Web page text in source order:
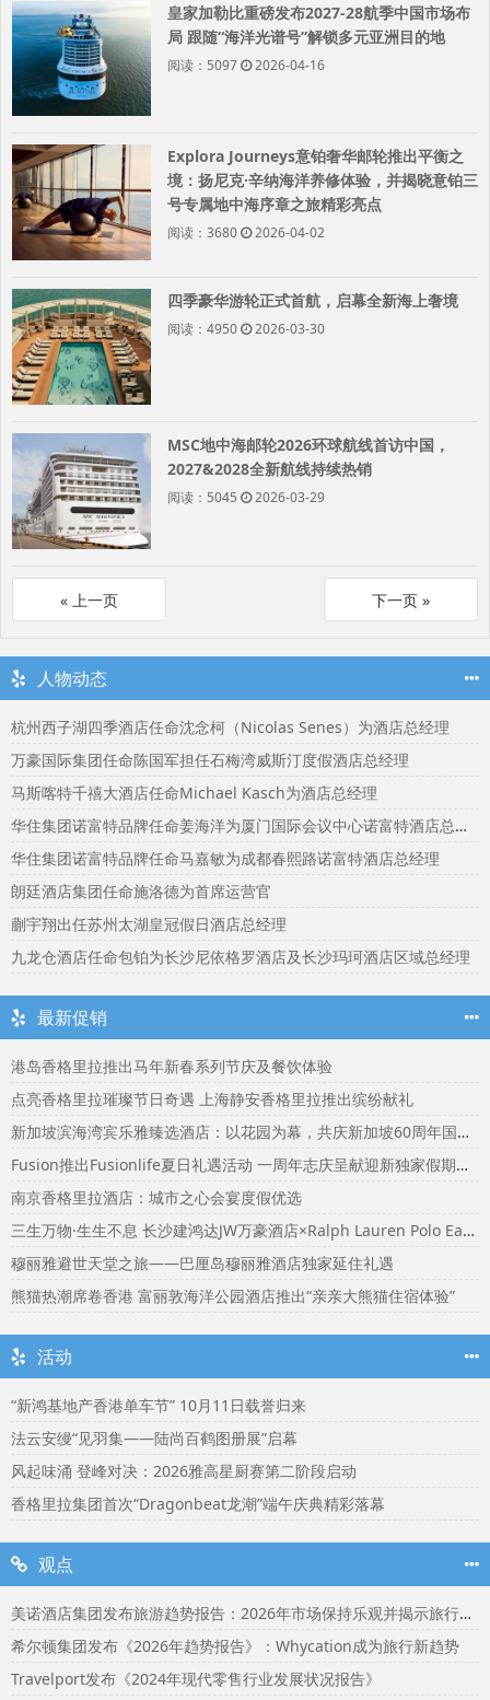
皇家加勒比重磅发布2027-28航季中国市场布
局 跟随“海洋光谱号”解锁多元亚洲目的地
阅读：5097 2026-04-16
Explora Journeys意铂奢华邮轮推出平衡之
境：扬尼克·辛纳海洋养修体验，并揭晓意铂三
号专属地中海序章之旅精彩亮点
阅读：3680 2026-04-02
四季豪华游轮正式首航，启幕全新海上奢境
阅读：4950 2026-03-30
MSC地中海邮轮2026环球航线首访中国，
2027&2028全新航线持续热销
阅读：5045 2026-03-29
« »
人物动态
杭州西子湖四季酒店任命沈念柯（Nicolas Senes）为酒店总经理
万豪国际集团任命陈国军担任石梅湾威斯汀度假酒店总经理
马斯喀特千禧大酒店任命Michael Kasch为酒店总经理
华住集团诺富特品牌任命姜海洋为厦门国际会议中心诺富特酒店总经理
华住集团诺富特品牌任命马嘉敏为成都春熙路诺富特酒店总经理
朗廷酒店集团任命施洛德为首席运营官
蒯宇翔出任苏州太湖皇冠假日酒店总经理
九龙仓酒店任命包铂为长沙尼依格罗酒店及长沙玛珂酒店区域总经理
最新促销
港岛香格里拉推出马年新春系列节庆及餐饮体验
点亮香格里拉璀璨节日奇遇 上海静安香格里拉推出缤纷献礼
新加坡滨海湾宾乐雅臻选酒店：以花园为幕，共庆新加坡60周年国庆盛宴
Fusion推出Fusionlife夏日礼遇活动 一周年志庆呈献迎新独家假期奖赏
南京香格里拉酒店：城市之心会宴度假优选
三生万物·生生不息 长沙建鸿达JW万豪酒店×Ralph Lauren Polo Earth开启可持续生活旅行美学
穆丽雅避世天堂之旅——巴厘岛穆丽雅酒店独家延住礼遇
熊猫热潮席卷香港 富丽敦海洋公园酒店推出“亲亲大熊猫住宿体验”
活动
“新鸿基地产香港单车节” 10月11日载誉归来
法云安缦“见羽集——陆尚百鹤图册展”启幕
风起味涌 登峰对决：2026雅高星厨赛第二阶段启动
香格里拉集团首次“Dragonbeat龙潮”端午庆典精彩落幕
观点
美诺酒店集团发布旅游趋势报告：2026年市场保持乐观并揭示旅行者渴望联结
希尔顿集团发布《2026年趋势报告》：Whycation成为旅行新趋势
Travelport发布《2024年现代零售行业发展状况报告》